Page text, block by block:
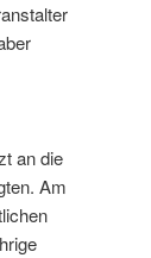
an die
Am